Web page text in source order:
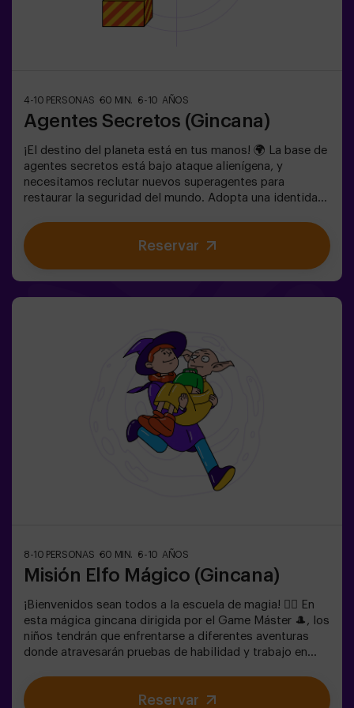
4-10 PERSONAS 60 MIN. 6-10 AÑOS
Agentes Secretos (Gincana)
¡El destino del planeta está en tus manos! 🌍 La base de
agentes secretos está bajo ataque alienígena, y
necesitamos reclutar nuevos superagentes para
restaurar la seguridad del mundo. Adopta una identidad
equipo excepcional, preparado para enfrentar cualquier
amenaza. 💪 ¡Cada segundo cuenta! ¿Te atreves a
aceptar la misión? 🎯 El juego está diseñado
un entrenamiento de super agentes. Incluye juego de
Lasers. El juego se juega en oscuridad con luces led.
Las gincanas son una serie de juegos físicos en equipo
coordinadas por un monitor.
Reservar
8-10 PERSONAS 60 MIN. 6-10 AÑOS
Misión Elfo Mágico (Gincana)
¡Bienvenidos sean todos a la escuela de magia! 🧙‍♀️ En
esta mágica gincana dirigida por el Game Máster 🎩, los
niños tendrán que enfrentarse a diferentes aventuras
donde atravesarán pruebas de habilidad y trabajo en
poder alcanzar una misión y saborear una dulce... muy
dulce victoria. La imaginación es capaz de atravesar las
Reservar